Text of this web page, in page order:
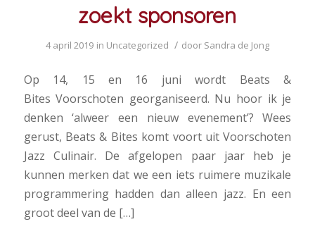
zoekt sponsoren
4 april 2019 in Uncategorized / door Sandra de Jong
Op 14, 15 en 16 juni wordt Beats &
Bites Voorschoten georganiseerd. Nu hoor ik je
denken ‘alweer een nieuw evenement’? Wees
gerust, Beats & Bites komt voort uit Voorschoten
Jazz Culinair. De afgelopen paar jaar heb je
kunnen merken dat we een iets ruimere muzikale
programmering hadden dan alleen jazz. En een
groot deel van de […]